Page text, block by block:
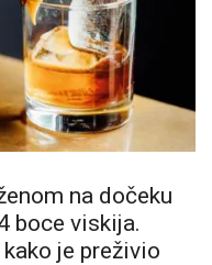
na dočeku
boce viskija.
je preživio